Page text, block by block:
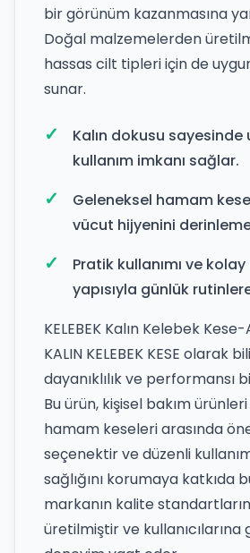
bir görünüm kazanmasına
Doğal malzemelerden
hassas cilt tipleri için de
sunar.
Kalın dokusu sayesinde
kullanım imkanı sağlar.
Geleneksel hamam
vücut hijyenini
Pratik kullanımı ve
yapısıyla günlük
KELEBEK Kalın Kelebek
KALIN KELEBEK KESE olarak
dayanıklılık ve performansı
Bu ürün, kişisel bakım
hamam keseleri arasında
seçenektir ve düzenli
sağlığını korumaya katkıda
markanın kalite
üretilmiştir ve kullanıcılarına